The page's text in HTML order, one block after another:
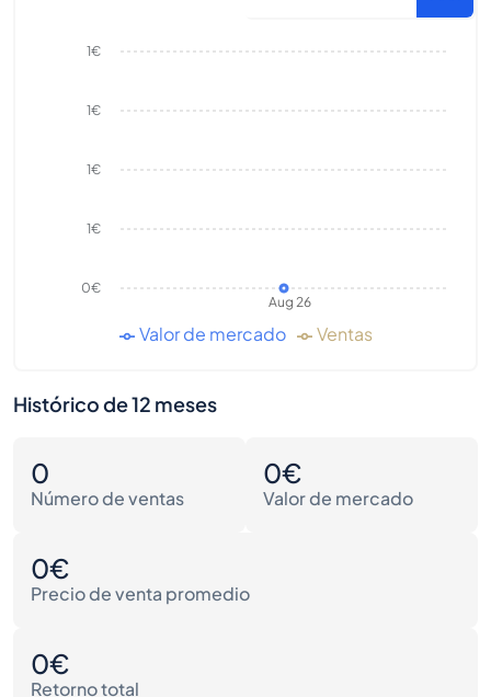
Aug 26
0€
1€
1€
1€
1€
Valor de mercado Ventas
Histórico de 12 meses
0
Número de ventas
0€
Valor de mercado
0€
Precio de venta promedio
0€
Retorno total